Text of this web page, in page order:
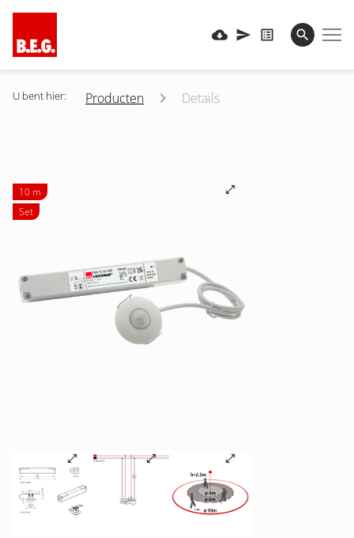
U bent hier: Producten Details
10 m
Set